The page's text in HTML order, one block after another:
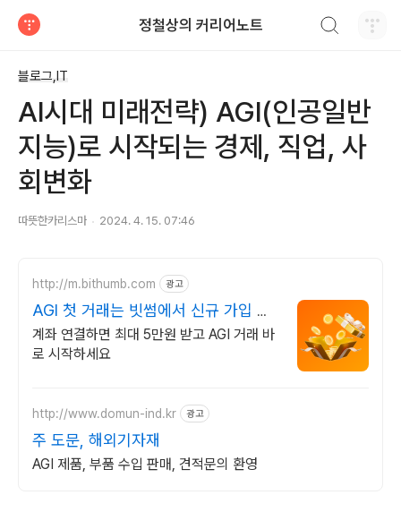
정철상의 커리어노트
블로그,IT
AI시대 미래전략) AGI(인공일반
지능)로 시작되는 경제, 직업, 사
회변화
따뜻한카리스마 2024. 4. 15. 07:46
http://m.bithumb.com 광고
AGI 첫 거래는 빗썸에서 신규 가입 시
5만원 혜택
계좌 연결하면 최대 5만원 받고 AGI 거래 바
로 시작하세요
http://www.domun-ind.kr 광고
주 도문, 해외기자재
AGI 제품, 부품 수입 판매, 견적문의 환영